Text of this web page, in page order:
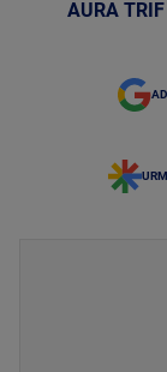
AURA TRIF